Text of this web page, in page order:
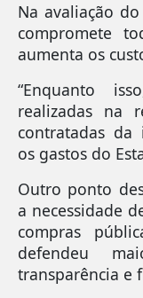
Na avaliação
compromete
aumenta os
“Enquanto
realizadas na
contratadas da
os gastos do
Outro ponto
a necessidade
compras
defendeu
transparência e